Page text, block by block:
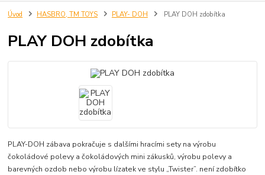
Úvod HASBRO, TM TOYS PLAY- DOH PLAY DOH zdobítka
PLAY DOH zdobítka
PLAY-DOH zábava pokračuje s dalšími hracími sety na výrobu
čokoládové polevy a čokoládových mini zákusků, výrobu polevy a
barevných ozdob nebo výrobu lízatek ve stylu „Twister”. není zdobítko